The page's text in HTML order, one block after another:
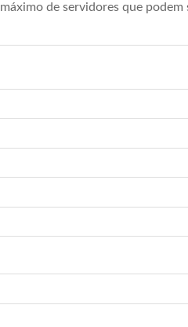
de servidores que